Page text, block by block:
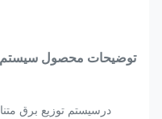
توضیحات محصول سیستم
در سیستم توزیع برق